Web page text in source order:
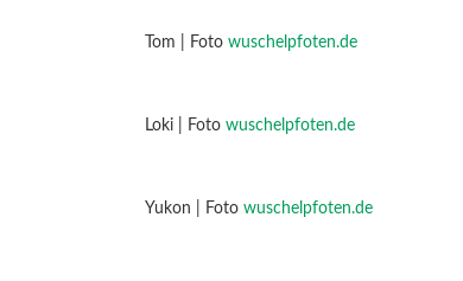
Tom | Foto wuschelpfoten.de
Loki | Foto wuschelpfoten.de
Yukon | Foto wuschelpfoten.de